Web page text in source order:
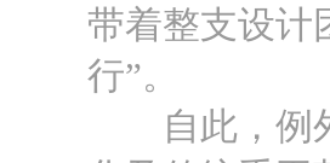
带着整支设计
行”。
自此，例外